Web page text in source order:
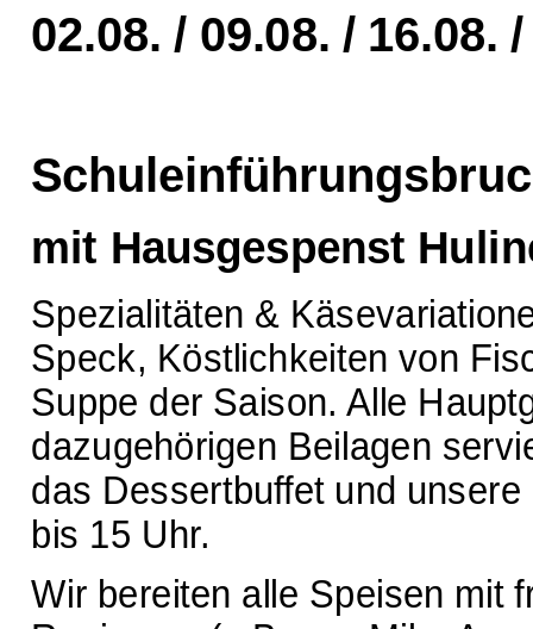
02.08. / 09.08. / 16.08.
mit Hausgespenst
Spezialitäten &
Speck, Köstlichkeiten von
Suppe der Saison. Alle
dazugehörigen Beilagen
das Dessertbuffet und
bis 15 Uhr.
Wir bereiten alle Speisen mit